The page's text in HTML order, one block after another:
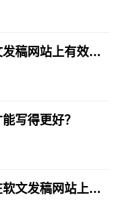
物业服务软文宣传软文写在软文发稿网站上有效果吗？
写得更好？
物业服务软文宣传新闻稿件发在软文发稿网站上效果好吗？